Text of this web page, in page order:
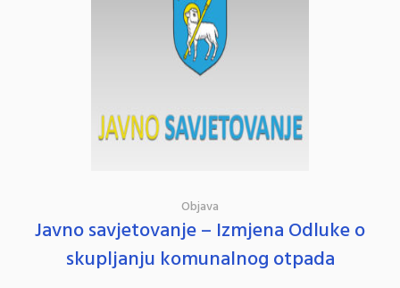
Objava
Javno savjetovanje – Izmjena Odluke o
skupljanju komunalnog otpada